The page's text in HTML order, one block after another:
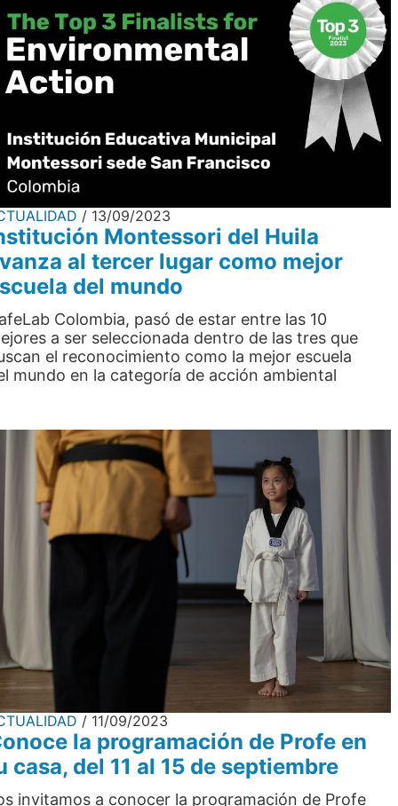
13/09/2023
Montessori del Huila
al tercer lugar como mejor
del mundo
Colombia, pasó de estar entre las 10
a ser seleccionada dentro de las tres que
el reconocimiento como la mejor escuela
mundo en la categoría de acción ambiental
11/09/2023
la programación de Profe en
casa, del 11 al 15 de septiembre
invitamos a conocer la programación de Profe